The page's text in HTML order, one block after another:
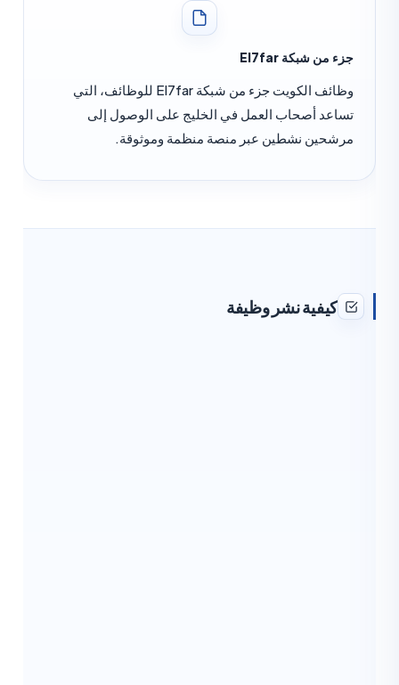
جزء من شبكة El7far
وظائف الكويت جزء من شبكة El7far للوظائف، التي
تساعد أصحاب العمل في الخليج على الوصول إلى
مرشحين نشطين عبر منصة منظمة وموثوقة.
كيفية نشر وظيفة